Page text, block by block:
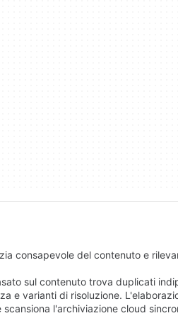
consapevole del contenuto e
sul contenuto trova duplicati
e varianti di risoluzione.
l'archiviazione cloud